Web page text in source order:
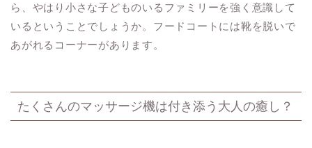
ら、やはり小さな子どものいるファミリーを強く意識して
いるということでしょうか。フードコートには靴を脱いで
あがれるコーナーがあります。
たくさんのマッサージ機は付き添う大人の癒し？